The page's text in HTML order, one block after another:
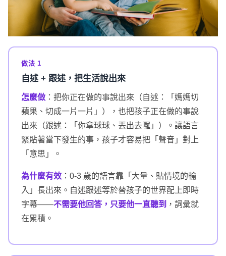
做法 1
自述 + 跟述，把生活說出來
怎麼做 ：把你正在做的事說出來（自述：「媽媽切
蘋果、切成一片一片」），也把孩子正在做的事說
出來（跟述：「你拿球球、丟出去囉」）。讓語言
緊貼著當下發生的事，孩子才容易把「聲音」對上
「意思」。
為什麼有效 ：0-3 歲的語言靠「大量、貼情境的輸
入」長出來。自述跟述等於替孩子的世界配上即時
字幕——不需要他回答，只要他一直聽到 ，詞彙就
在累積。